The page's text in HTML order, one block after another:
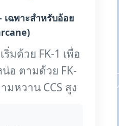
เฉพาะสำหรับอ้อย
มด้วย FK-1 เพื่อ
อ ตามด้วย FK-
มหวาน CCS สูง